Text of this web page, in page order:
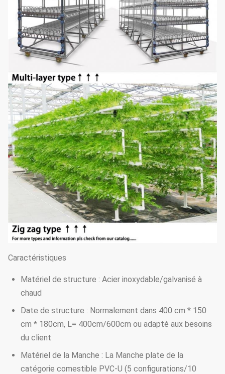
Caractéristiques
Matériel de structure : Acier inoxydable/galvanisé à
chaud
Date de structure : Normalement dans 400 cm * 150
cm * 180cm, L= 400cm/600cm ou adapté aux besoins
du client
Matériel de la Manche : La Manche plate de la
catégorie comestible PVC-U (5 configurations/10